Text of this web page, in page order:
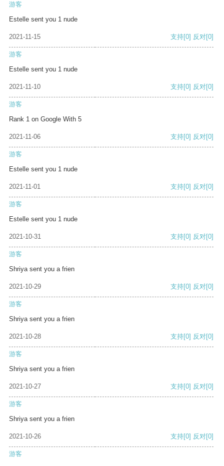
游客
Estelle sent you 1 nude
2021-11-15 支持[0] 反对[0]
游客
Estelle sent you 1 nude
2021-11-10 支持[0] 反对[0]
游客
Rank 1 on Google With 5
2021-11-06 支持[0] 反对[0]
游客
Estelle sent you 1 nude
2021-11-01 支持[0] 反对[0]
游客
Estelle sent you 1 nude
2021-10-31 支持[0] 反对[0]
游客
Shriya sent you a frien
2021-10-29 支持[0] 反对[0]
游客
Shriya sent you a frien
2021-10-28 支持[0] 反对[0]
游客
Shriya sent you a frien
2021-10-27 支持[0] 反对[0]
游客
Shriya sent you a frien
2021-10-26 支持[0] 反对[0]
游客